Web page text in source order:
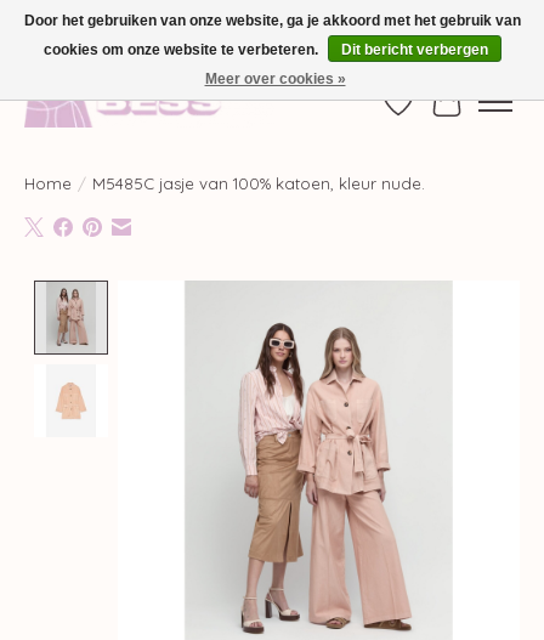
GRATIS VERZENDING VANAF €100,-
Verlanglijst
Home / M5485C jasje van 100% katoen, kleur nude.
Door het gebruiken van onze website, ga je akkoord met het gebruik van
cookies om onze website te verbeteren.
Dit bericht verbergen
Meer over cookies »